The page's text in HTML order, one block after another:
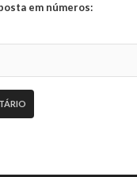
em números: